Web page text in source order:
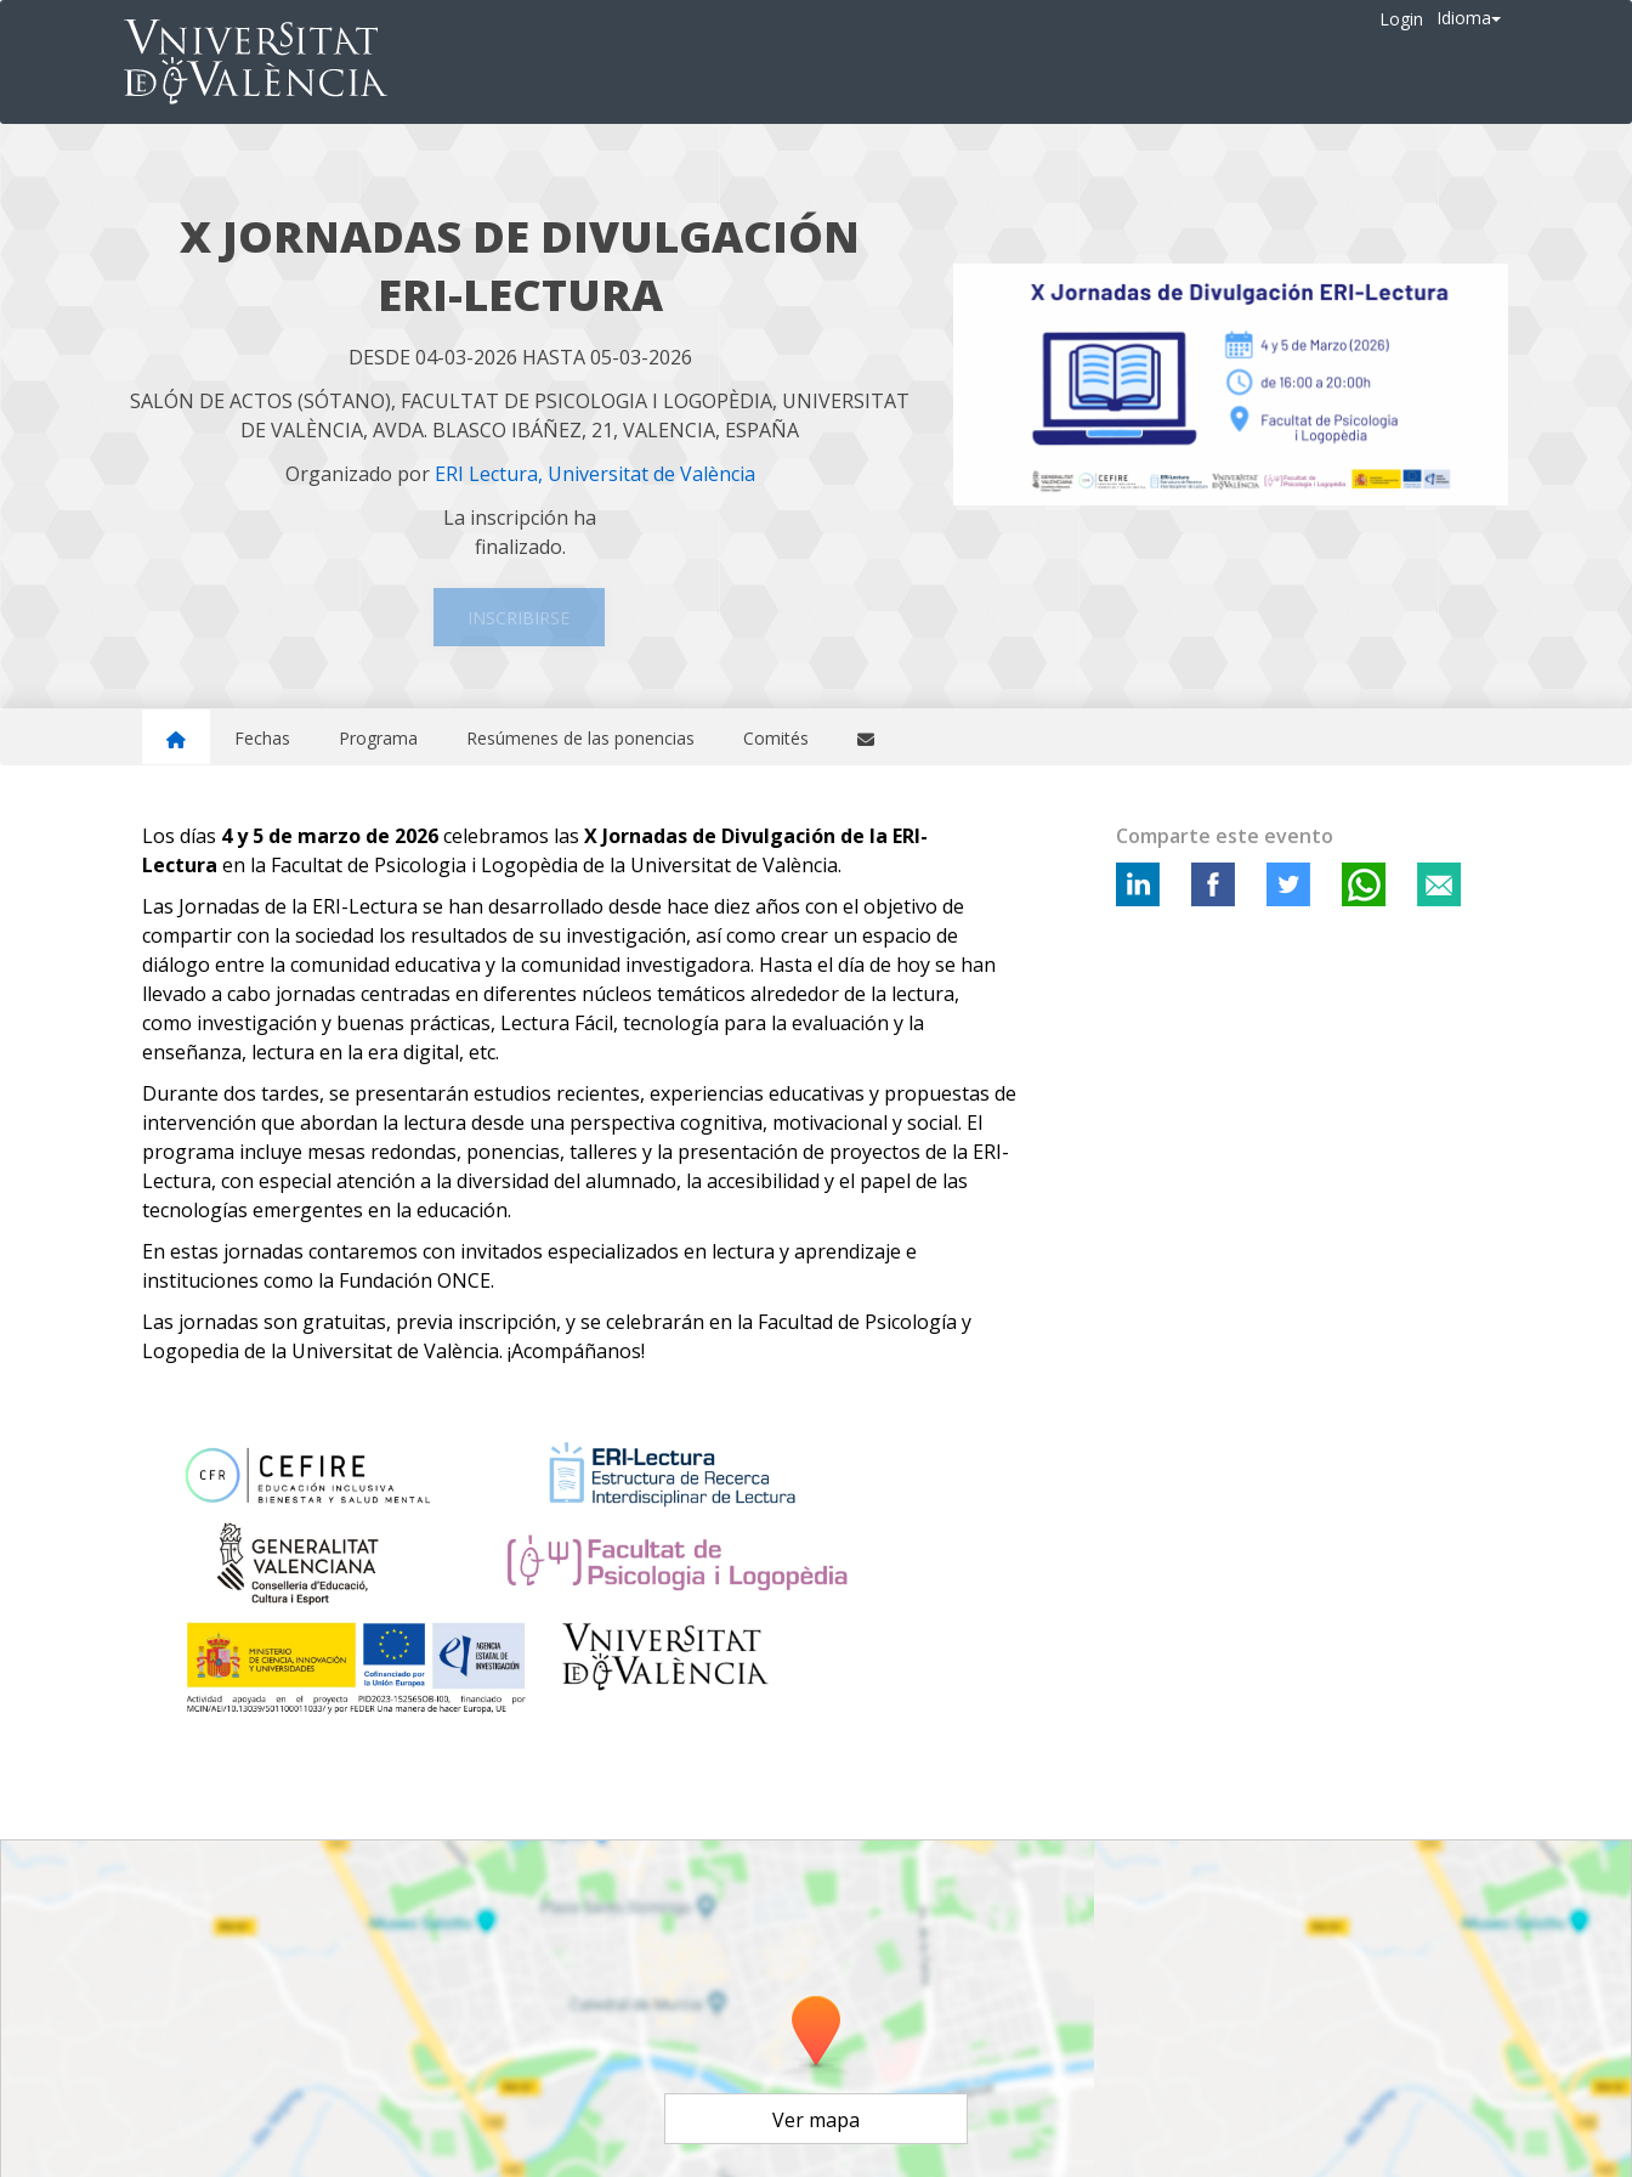
Login Idioma
X JORNADAS DE DIVULGACIÓN
ERI-LECTURA
DESDE 04-03-2026 HASTA 05-03-2026
SALÓN DE ACTOS (SÓTANO), FACULTAT DE PSICOLOGIA I LOGOPÈDIA, UNIVERSITAT
DE VALÈNCIA, AVDA. BLASCO IBÁÑEZ, 21, VALENCIA, ESPAÑA
Organizado por ERI Lectura, Universitat de València
La inscripción ha
finalizado.
INSCRIBIRSE
Fechas Programa Resúmenes de las ponencias Comités
Los días 4 y 5 de marzo de 2026celebramos las X Jornadas de Divulgación de la ERI-
Lectura en la Facultat de Psicologia i Logopèdia de la Universitat de València.
Las Jornadas de la ERI-Lectura se han desarrollado desde hace diez años con el objetivo de
compartir con la sociedad los resultados de su investigación, así como crear un espacio de
diálogo entre la comunidad educativa y la comunidad investigadora. Hasta el día de hoy se han
llevado a cabo jornadas centradas en diferentes núcleos temáticos alrededor de la lectura,
como investigación y buenas prácticas, Lectura Fácil, tecnología para la evaluación y la
enseñanza, lectura en la era digital, etc.
Durante dos tardes, se presentarán estudios recientes, experiencias educativas y propuestas de
intervención que abordan la lectura desde una perspectiva cognitiva, motivacional y social. El
programa incluye mesas redondas, ponencias, talleres y la presentación de proyectos de la ERI-
Lectura, con especial atención a la diversidad del alumnado, la accesibilidad y el papel de las
tecnologías emergentes en la educación.
En estas jornadas contaremos con invitados especializados en lectura y aprendizaje e
instituciones como la Fundación ONCE.
Las jornadas son gratuitas, previa inscripción, y se celebrarán en la Facultad de Psicología y
Logopedia de la Universitat de València. ¡Acompáñanos!
Comparte este evento
Ver mapa